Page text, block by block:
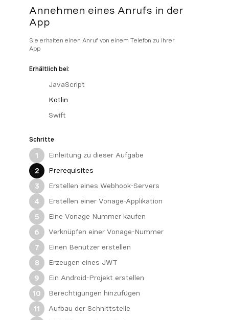
Annehmen eines Anrufs in der
App
Sie erhalten einen Anruf von einem Telefon zu Ihrer
App
Erhältlich bei:
JavaScript
Kotlin
Swift
Schritte
1
Einleitung zu dieser Aufgabe
2
Prerequisites
3
Erstellen eines Webhook-Servers
4
Erstellen einer Vonage-Applikation
5
Eine Vonage Nummer kaufen
6
Verknüpfen einer Vonage-Nummer
7
Einen Benutzer erstellen
8
Erzeugen eines JWT
9
Ein Android-Projekt erstellen
10
Berechtigungen hinzufügen
11
Aufbau der Schnittstelle